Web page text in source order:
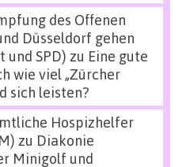
des Offenen
Düsseldorf gehen
und SPD) zu Eine gute
wie viel „Zürcher
sich leisten?
Hospizhelfer
zu Diakonie
Minigolf und